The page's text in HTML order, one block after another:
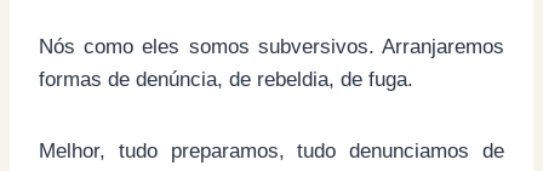
Nós como eles somos subversivos. Arranjaremos
formas de denúncia, de rebeldia, de fuga.
Melhor, tudo preparamos, tudo denunciamos de